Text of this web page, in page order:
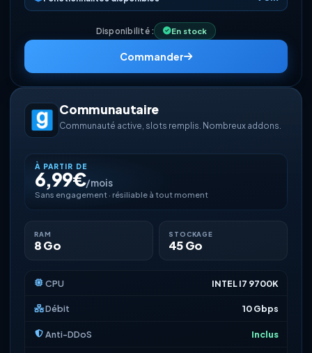
Disponibilité : En stock
Commander
Communautaire
Communauté active, slots remplis. Nombreux addons.
À PARTIR DE
6,99€/mois
Sans engagement · résiliable à tout moment
RAM
8 Go
STOCKAGE
45 Go
CPU INTEL I7 9700K
Débit 10 Gbps
Anti-DDoS Inclus